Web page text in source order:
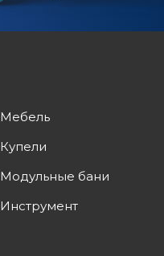
Мебель
Купели
Модульные бани
Инструмент